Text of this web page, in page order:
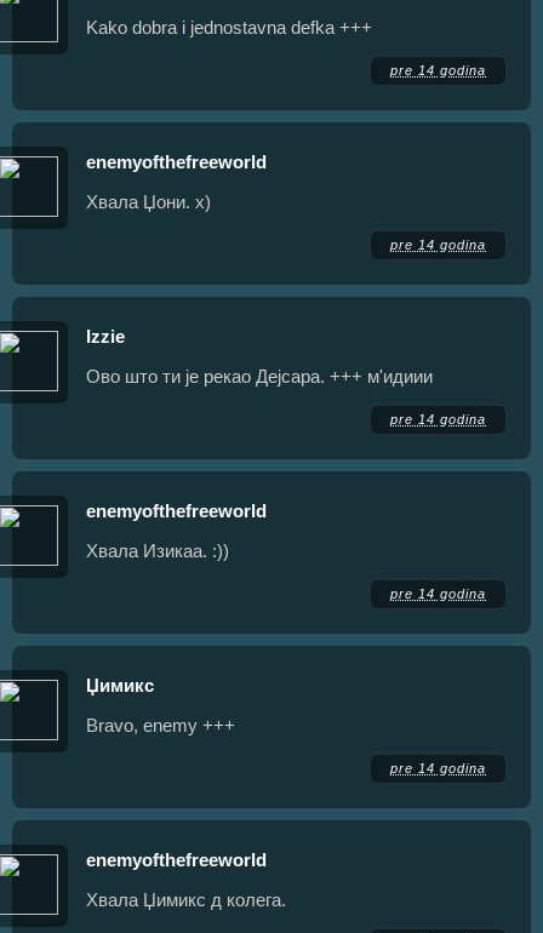
Kako dobra i jednostavna defka +++
pre 14 godina
enemyofthefreeworld
Хвала Џони. х)
pre 14 godina
Izzie
Ово што ти је рекао Дејсара. +++ м'идиии
pre 14 godina
enemyofthefreeworld
Хвала Изикаа. :))
pre 14 godina
Џимикс
Bravo, enemy +++
pre 14 godina
enemyofthefreeworld
Хвала Џимикс д колега.